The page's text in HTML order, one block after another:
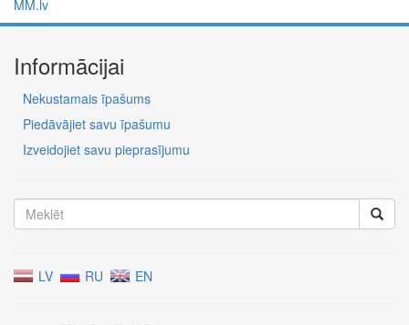
Informācijai
Nekustamais īpašums
Piedāvājiet savu īpašumu
Izveidojiet savu pieprasījumu
LV RU EN